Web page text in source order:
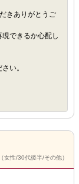
きありがとうご
できるか心配し
い。
（女性/30代後半/その他）